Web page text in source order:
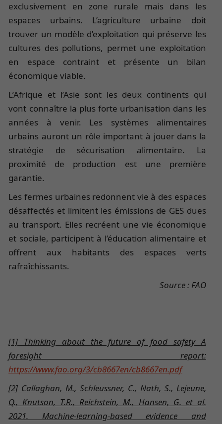
exclusivement en zone rurale mais dans les
espaces urbains. L’agriculture urbaine doit
trouver un modèle d’exploitation qui préserve les
cultures des pollutions, permet une exploitation
en espace contraint et présente un bilan
économique viable.
L’Afrique et l’Asie sont les deux continents qui
vont connaître la plus forte urbanisation dans les
années à venir. Les systèmes alimentaires
urbains auront un rôle important à jouer dans la
stratégie de sécurisation alimentaire. La
proximité de production est une première
garantie.
Les fermes urbaines redonnent vie à des espaces
désaffectés et limitent les émissions de GES dues
au transport. Elles recréent une vie économique
et sociale, participent à l’éducation alimentaire et
offrent aux habitants des espaces verts
rafraîchissants.
Source : FAO
[1] Thinking about the future of food safety A
foresight report:
https://www.fao.org/3/cb8667en/cb8667en.pdf
[2] Callaghan, M., Schleussner, C., Nath, S., Lejeune,
Q., Knutson, T.R., Reichstein, M., Hansen, G. et al.
2021. Machine-learning-based evidence and